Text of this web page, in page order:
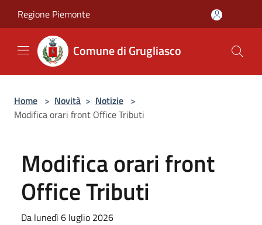
Regione Piemonte
Comune di Grugliasco
Home > Novità > Notizie >
Modifica orari front Office Tributi
Modifica orari front
Office Tributi
Da lunedì 6 luglio 2026